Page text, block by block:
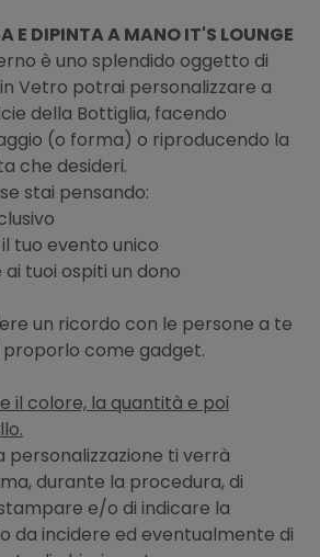
E DIPINTA A MANO IT'S LOUNGE
è uno splendido oggetto di
Vetro potrai personalizzare a
della Bottiglia, facendo
(o forma) o riproducendo la
che desideri.
stai pensando:
tuo evento unico
tuoi ospiti un dono
un ricordo con le persone a te
proporlo come gadget.
il colore, la quantità e poi
personalizzazione ti verrà
durante la procedura, di
e/o di indicare la
da incidere ed eventualmente di